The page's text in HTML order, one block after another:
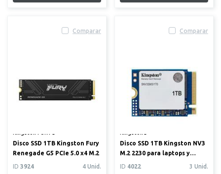
Comparar
Disco SSD 1TB Kingston Fury
Renegade G5 PCIe 5.0 x4 M.2
ID 3924 4 Unid.
Comparar
Disco SSD 1TB Kingston NV3
M.2 2230 para laptops y
consolas portátiles
ID 4022 3 Unid.